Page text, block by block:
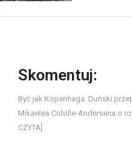
Skomentuj:
Być jak Kopenhaga. Duński
Mikaelea Colville-Andersena o
CZYTA]